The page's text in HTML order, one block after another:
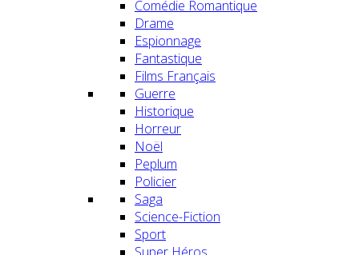
Comédie Romantique
Drame
Espionnage
Fantastique
Films Français
Guerre
Historique
Horreur
Noël
Peplum
Policier
Saga
Science-Fiction
Sport